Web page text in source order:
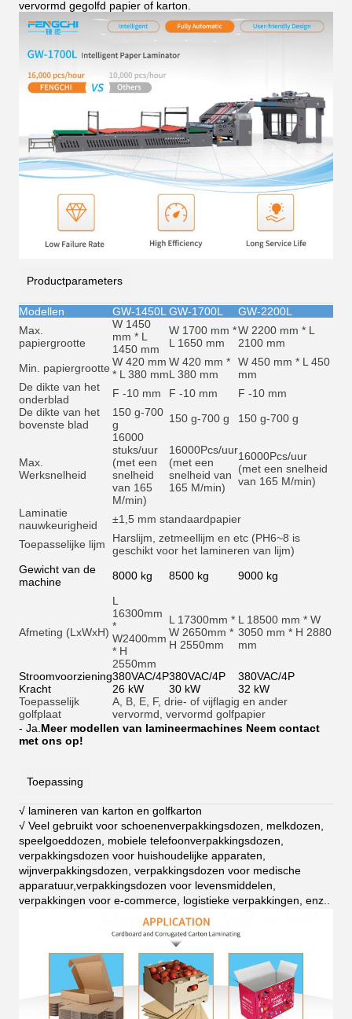
vervormd gegolfd papier of karton.
Productparameters
Modellen GW-1450L GW-1700L
GW-2200L
Max.
papiergrootte
W 1450
mm * L
1450 mm
W 1700 mm *
L 1650 mm
W 2200 mm * L
2100 mm
Min. papiergrootte W 420 mm
* L 380 mm
W 420 mm *
L 380 mm
W 450 mm * L 450
mm
De dikte van het
onderblad
F -10 mm F -10 mm
F -10 mm
De dikte van het
bovenste blad
150 g-700
g
150 g-700 g 150 g-700 g
Max.
Werksnelheid
16000
stuks/uur
(met een
snelheid
van 165
M/min)
16000Pcs/uur
(met een
snelheid van
165 M/min)
16000Pcs/uur
(met een snelheid
van 165 M/min)
Laminatie
nauwkeurigheid
±1,5 mm standaardpapier
Toepasselijke lijm
Harslijm, zetmeellijm en etc (PH6~8 is
geschikt voor het lamineren van lijm)
Gewicht van de
machine
8000 kg 8500 kg 9000 kg
Afmeting (LxWxH)
L
16300mm
*
W2400mm
* H
2550mm
L 17300mm *
W 2650mm *
H 2550mm
L 18500 mm * W
3050 mm * H 2880
mm
Stroomvoorziening380VAC/4P380VAC/4P
380VAC/4P
Kracht
26 kW 30 kW
32 kW
Toepasselijk
golfplaat
A, B, E, F, drie- of vijflagig en ander
vervormd, vervormd golfpapier
- Ja. Meer modellen van lamineermachines Neem contact
met ons op!
Toepassing
√ lamineren van karton en golfkarton
√ Veel gebruikt voor schoenenverpakkingsdozen, melkdozen,
speelgoeddozen, mobiele telefoonverpakkingsdozen,
verpakkingsdozen voor huishoudelijke apparaten,
wijnverpakkingsdozen, verpakkingsdozen voor medische
apparatuur,verpakkingsdozen voor levensmiddelen,
verpakkingen voor e-commerce, logistieke verpakkingen, enz.